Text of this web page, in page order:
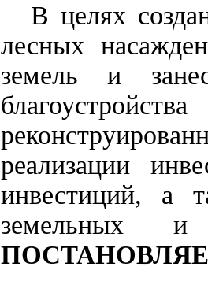
В целях
лесных
земель и
реализации
инвестиций, а
земельных и